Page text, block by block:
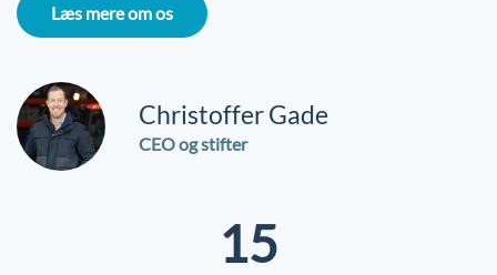
Læs mere om os
Christoffer Gade
CEO og stifter
15